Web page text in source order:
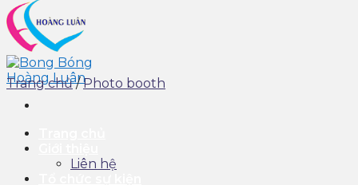
Liên hệ
Trang chủ / Photo booth